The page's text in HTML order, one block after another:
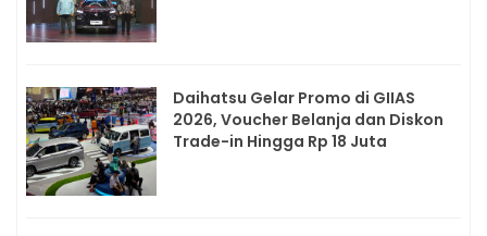
Daihatsu Gelar Promo di GIIAS
2026, Voucher Belanja dan Diskon
Trade-in Hingga Rp 18 Juta